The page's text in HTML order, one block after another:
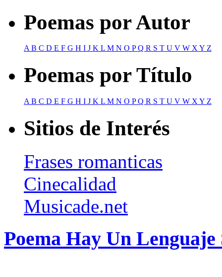
Poemas por Autor
AB C D E F G H I J K L M N O PQ R S T U V W XY Z
Poemas por Título
A B C D E F G H I J K L M N O PQ R S T U V W X Y Z
Sitios de Interés
Frases romanticas
Cinecalidad
Musicade.net
Poema Hay Un